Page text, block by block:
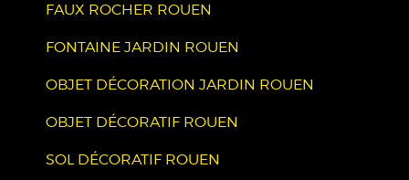
FAUX ROCHER ROUEN
FONTAINE JARDIN ROUEN
OBJET DÉCORATION JARDIN ROUEN
OBJET DÉCORATIF ROUEN
SOL DÉCORATIF ROUEN